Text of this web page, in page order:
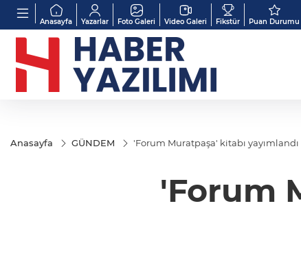
Anasayfa Yazarlar Foto Galeri Video Galeri Fikstür Puan Durumu
Anasayfa GÜNDEM 'Forum Muratpaşa' kitabı yayımlandı
'Forum